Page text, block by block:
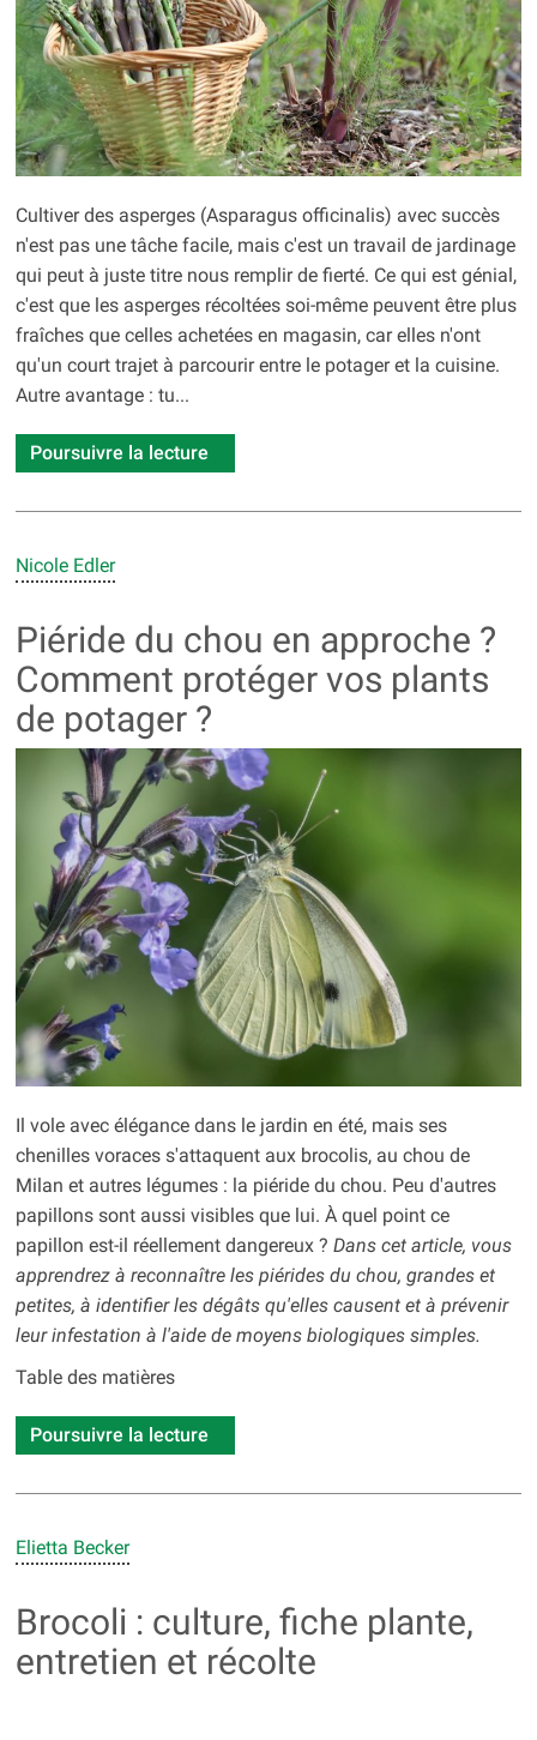
Cultiver des asperges (Asparagus officinalis) avec succès
n'est pas une tâche facile, mais c'est un travail de jardinage
qui peut à juste titre nous remplir de fierté. Ce qui est génial,
c'est que les asperges récoltées soi-même peuvent être plus
fraîches que celles achetées en magasin, car elles n'ont
qu'un court trajet à parcourir entre le potager et la cuisine.
Autre avantage : tu...
Poursuivre la lecture
Nicole Edler
Piéride du chou en approche ?
Comment protéger vos plants
de potager ?
Il vole avec élégance dans le jardin en été, mais ses
chenilles voraces s'attaquent aux brocolis, au chou de
Milan et autres légumes : la piéride du chou. Peu d'autres
papillons sont aussi visibles que lui. À quel point ce
papillon est-il réellement dangereux ? Dans cet article, vous
apprendrez à reconnaître les piérides du chou, grandes et
petites, à identifier les dégâts qu'elles causent et à prévenir
leur infestation à l'aide de moyens biologiques simples.
Table des matières
Poursuivre la lecture
Elietta Becker
Brocoli : culture, fiche plante,
entretien et récolte